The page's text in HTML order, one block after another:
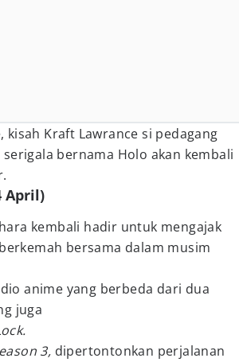
Kraft Lawrance si pedagang
bernama Holo akan kembali
April)
kembali hadir untuk mengajak
bersama dalam musim
anime yang berbeda dari dua
juga
3, dipertontonkan perjalanan